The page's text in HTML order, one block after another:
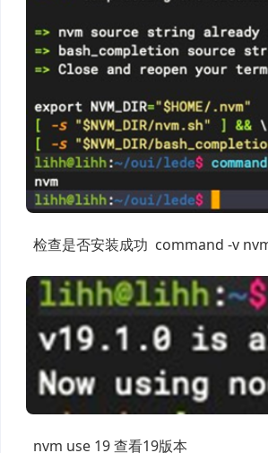
检查是否安装成功 command -v
nvm use 19 查看19版本